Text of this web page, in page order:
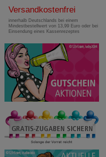
Versandkostenfrei
innerhalb Deutschlands bei einem
Mindestbestellwert von 13,99 Euro oder bei
Einsendung eines Kassenrezeptes